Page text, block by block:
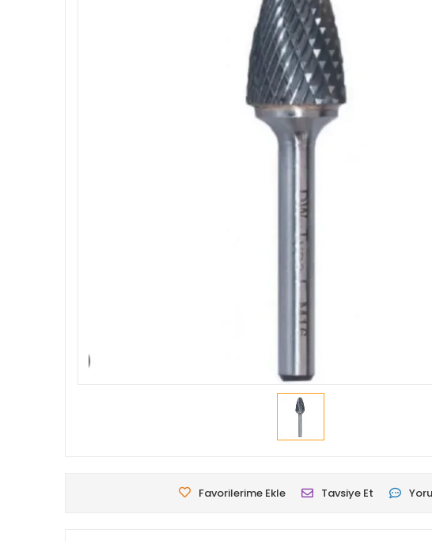
Favorilerime Ekle Tavsiye Et